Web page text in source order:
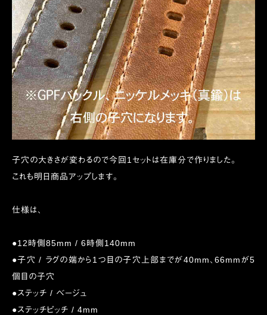
子穴の大きさが変わるので今回1セットは在庫分で作りました。
これも明日商品アップします。
仕様は、
●12時側85mm / 6時側140mm
●子穴 / ラグの端から1つ目の子穴上部までが40mm、66mmが5
個目の子穴
●ステッチ / ベージュ
●ステッチピッチ / 4mm